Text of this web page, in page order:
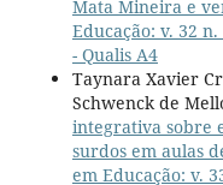
Mata Mineira e
Educação: v. 32
- Qualis A4
Taynara Xavier
Schwenck de
integrativa sobre
surdos em aulas
em Educação: v.